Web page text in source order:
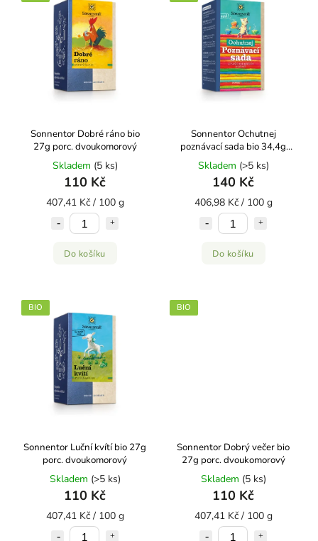
Sonnentor Dobré ráno bio
27g porc. dvoukomorový
Skladem (5 ks)
110 Kč
407,41 Kč / 100 g
Do košíku
Sonnentor Ochutnej
poznávací sada bio 34,4g
porc. dvoukomorový
Skladem (>5 ks)
140 Kč
406,98 Kč / 100 g
Do košíku
BIO
Sonnentor Luční kvítí bio 27g
porc. dvoukomorový
Skladem (>5 ks)
110 Kč
407,41 Kč / 100 g
BIO
Sonnentor Dobrý večer bio
27g porc. dvoukomorový
Skladem (5 ks)
110 Kč
407,41 Kč / 100 g